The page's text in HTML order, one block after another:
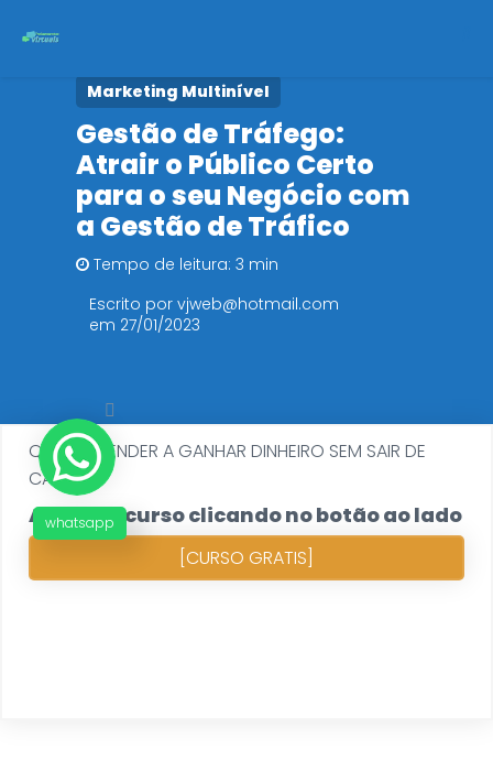
Início
Cursos
Políticas de Privacidade
Marketing Multinível
Gestão de Tráfego:
Atrair o Público Certo
para o seu Negócio com
a Gestão de Tráfico
Tempo de leitura: 3 min
Escrito por vjweb@hotmail.com
em 27/01/2023
QUER APRENDER A GANHAR DINHEIRO SEM SAIR DE
CASA?
Acesse o curso clicando no botão ao lado
[CURSO GRATIS]
whatsapp